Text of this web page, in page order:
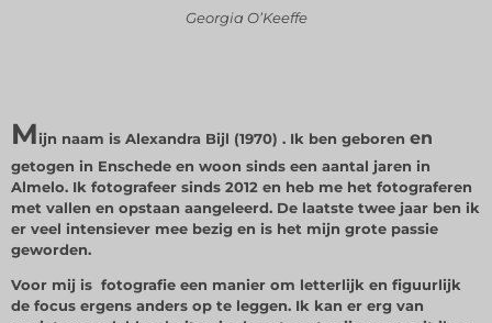
Georgia O’Keeffe
Mijn naam is Alexandra Bijl (1970) . Ik ben geboren en
getogen in Enschede en woon sinds een aantal jaren in
Almelo. Ik fotografeer sinds 2012 en heb me het fotograferen
met vallen en opstaan aangeleerd. De laatste twee jaar ben ik
er veel intensiever mee bezig en is het mijn grote passie
geworden.
Voor mij is fotografie een manier om letterlijk en figuurlijk
de focus ergens anders op te leggen. Ik kan er erg van